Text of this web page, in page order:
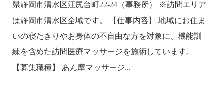
県静岡市清水区江尻台町22-24（事務所） ※訪問エリア
は静岡市清水区全域です。 【仕事内容】 地域にお住ま
いの寝たきりやお身体の不自由な方を対象に、機能訓
練を含めた訪問医療マッサージを施術しています。
【募集職種】 あん摩マッサージ...